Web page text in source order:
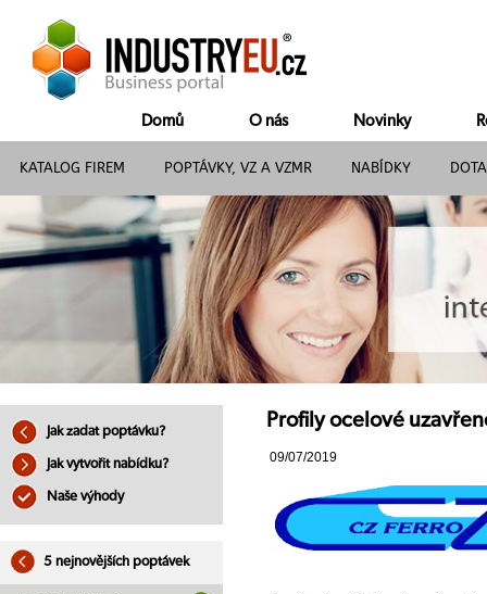
Domů O nás Novinky
KATALOG FIREM POPTÁVKY, VZ A VZMR NABÍDKY
Jak zadat poptávku?
Jak vytvořit nabídku?
Naše výhody
5 nejnovějších poptávek
Profily ocelové
09/07/2019